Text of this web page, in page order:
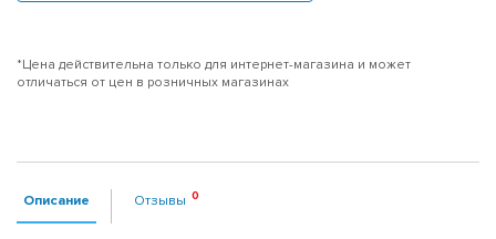
*Цена действительна только для интернет-магазина и может
отличаться от цен в розничных магазинах
Описание Отзывы